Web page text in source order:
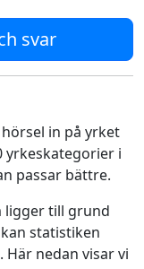
svar
in på yrket
yrkeskategorier i
passar bättre.
ligger till grund
statistiken
Här nedan visar vi